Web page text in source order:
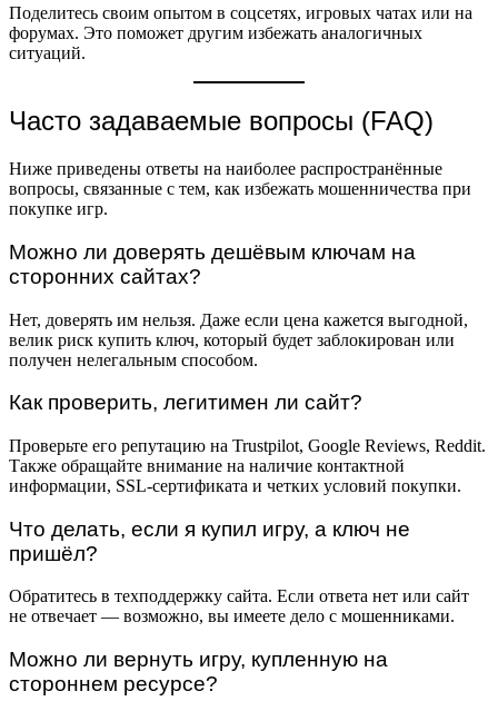
Поделитесь своим опытом в соцсетях, игровых чатах или на
форумах. Это поможет другим избежать аналогичных
ситуаций.
Часто задаваемые вопросы (FAQ)
Ниже приведены ответы на наиболее распространённые
вопросы, связанные с тем, как избежать мошенничества при
покупке игр.
Можно ли доверять дешёвым ключам на
сторонних сайтах?
Нет, доверять им нельзя. Даже если цена кажется выгодной,
велик риск купить ключ, который будет заблокирован или
получен нелегальным способом.
Как проверить, легитимен ли сайт?
Проверьте его репутацию на Trustpilot, Google Reviews, Reddit.
Также обращайте внимание на наличие контактной
информации, SSL-сертификата и четких условий покупки.
Что делать, если я купил игру, а ключ не
пришёл?
Обратитесь в техподдержку сайта. Если ответа нет или сайт
не отвечает — возможно, вы имеете дело с мошенниками.
Можно ли вернуть игру, купленную на
стороннем ресурсе?